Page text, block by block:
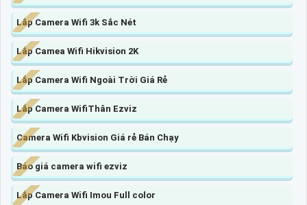
Lắp Camera Wifi 3k Sắc Nét
Lắp Camea Wifi Hikvision 2K
Lắp Camera Wifi Ngoài Trời Giá Rẻ
Lắp Camera WifiThân Ezviz
Camera Wifi Kbvision Giá rẻ Bán Chạy
Báo giá camera wifi ezviz
Lắp Camera Wifi Imou Full color